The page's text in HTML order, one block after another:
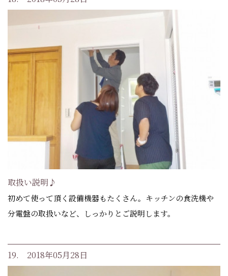
取扱い説明♪
初めて使って頂く設備機器もたくさん。キッチンの食洗機や
分電盤の取扱いなど、しっかりとご説明します。
19. 2018年05月28日